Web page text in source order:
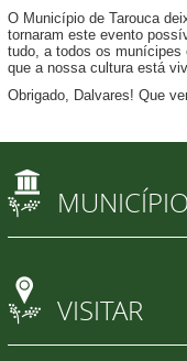
O Município de Tarouca
tornaram este evento
tudo, a todos os munícipes
que a nossa cultura está
Obrigado, Dalvares! Que
MUNICÍPIO
VISITAR